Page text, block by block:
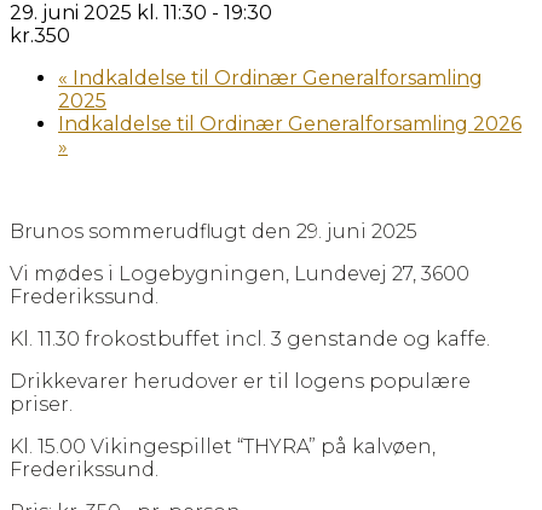
29. juni 2025 kl. 11:30 - 19:30
kr.350
« Indkaldelse til Ordinær Generalforsamling
2025
Indkaldelse til Ordinær Generalforsamling 2026
»
Brunos sommerudflugt den 29. juni 2025
Vi mødes i Logebygningen, Lundevej 27, 3600
Frederikssund.
Kl. 11.30 frokostbuffet incl. 3 genstande og kaffe.
Drikkevarer herudover er til logens populære
priser.
Kl. 15.00 Vikingespillet “THYRA” på kalvøen,
Frederikssund.